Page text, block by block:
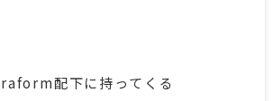
配下に持ってくる